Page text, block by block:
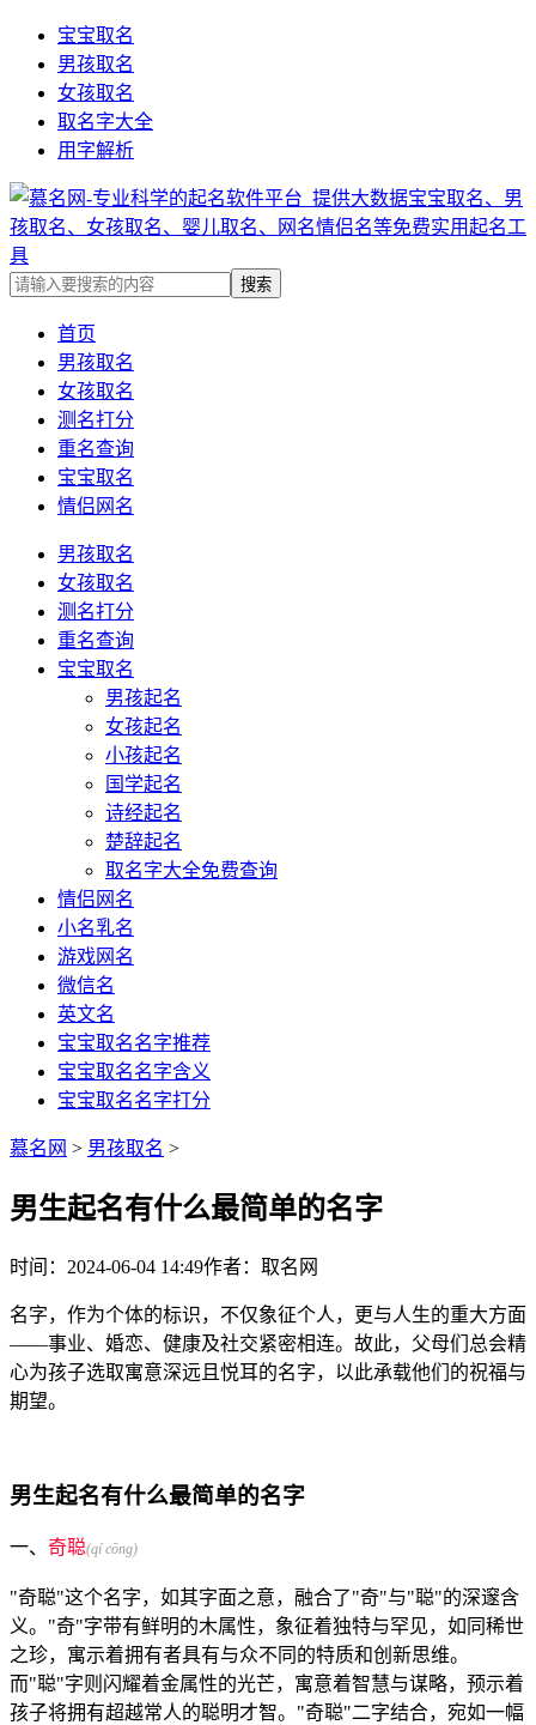
宝宝取名
男孩取名
女孩取名
取名字大全
用字解析
首页
男孩取名
女孩取名
测名打分
重名查询
宝宝取名
情侣网名
男孩取名
女孩取名
测名打分
重名查询
宝宝取名
男孩起名
女孩起名
小孩起名
国学起名
诗经起名
楚辞起名
取名字大全免费查询
情侣网名
小名乳名
游戏网名
微信名
英文名
宝宝取名名字推荐
宝宝取名名字含义
宝宝取名名字打分
慕名网 > 男孩取名 >
男生起名有什么最简单的名字
时间：2024-06-04 14:49作者：取名网
名字，作为个体的标识，不仅象征个人，更与人生的重大方面
——事业、婚恋、健康及社交紧密相连。故此，父母们总会精
心为孩子选取寓意深远且悦耳的名字，以此承载他们的祝福与
期望。
男生起名有什么最简单的名字
一、 奇聪(qí cōng)
"奇聪"这个名字，如其字面之意，融合了"奇"与"聪"的深邃含
义。"奇"字带有鲜明的木属性，象征着独特与罕见，如同稀世
之珍，寓示着拥有者具有与众不同的特质和创新思维。
而"聪"字则闪耀着金属性的光芒，寓意着智慧与谋略，预示着
孩子将拥有超越常人的聪明才智。"奇聪"二字结合，宛如一幅